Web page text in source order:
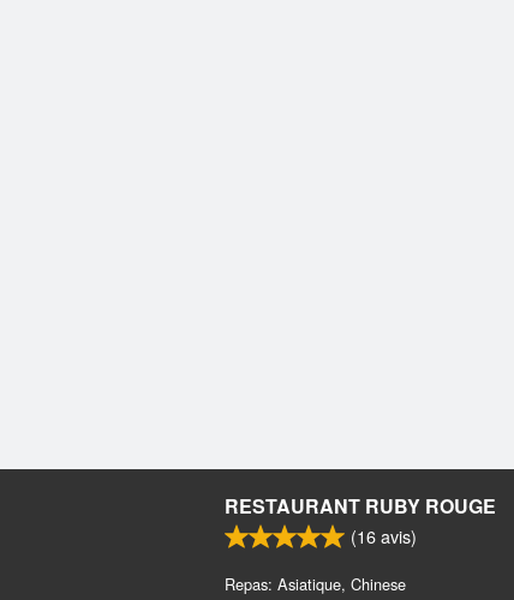
RESTAURANT RUBY ROUGE
(16avis)
Repas: Asiatique, Chinese